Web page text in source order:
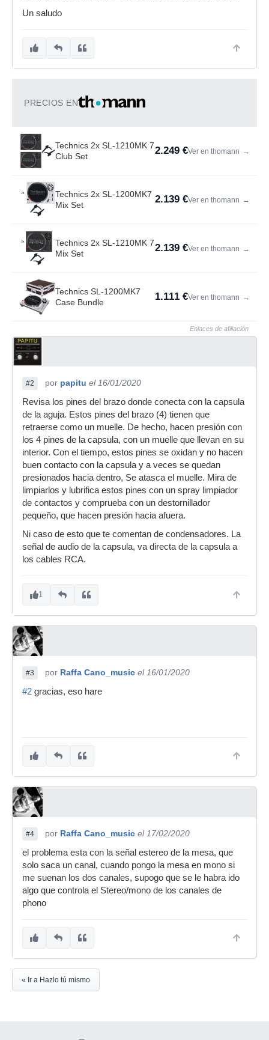
Un saludo
PRECIOS EN
Technics 2x SL-1210MK 7
Club Set
2.249 €Ver en thomann →
Technics 2x SL-1200MK7
Mix Set
2.139 €Ver en thomann →
Technics 2x SL-1210MK 7
Mix Set
2.139 €Ver en thomann →
Technics SL-1200MK7
Case Bundle
1.111 €Ver en thomann →
Enlaces de afiliación
#2 por papitu el 16/01/2020
Revisa los pines del brazo donde conecta con la capsula
de la aguja. Estos pines del brazo (4) tienen que
retraerse como un muelle. De hecho, hacen presión con
los 4 pines de la capsula, con un muelle que llevan en su
interior. Con el tiempo, estos pines se oxidan y no hacen
buen contacto con la capsula y a veces se quedan
presionados hacia dentro, Se atasca el muelle. Mira de
limpiarlos y lubrifica estos pines con un spray limpiador
de contactos y comprueba con un destornillador
pequeño, que hacen presión hacia afuera.
Ni caso de esto que te comentan de condensadores. La
señal de audio de la capsula, va directa de la capsula a
los cables RCA.
1
#3 por Raffa Cano_music el 16/01/2020
#2 gracias, eso hare
#4 por Raffa Cano_music el 17/02/2020
el problema esta con la señal estereo de la mesa, que
solo saca un canal, cuando pongo la mesa en mono si
me suenan los dos canales, supogo que se le habra ido
algo que controla el Stereo/mono de los canales de
phono
« Ir a Hazlo tú mismo